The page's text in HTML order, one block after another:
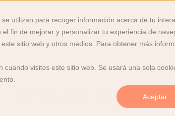
utilizan para recoger información acerca de tu
fin de mejorar y personalizar tu experiencia de
sitio web y otros medios. Para obtener más
visites este sitio web. Se usará una sola
Aceptar
Servicios
Mostrar submenú de
Quiénes
DE PRIVACIDAD Y